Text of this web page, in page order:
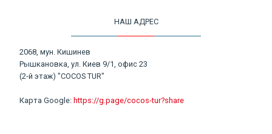
НАШ АДРЕС
2068, мун. Кишинев
Рышкановка, ул. Киев 9/1, офис 23
(2-й этаж) "COCOS TUR"
Карта Google: https://g.page/cocos-tur?share